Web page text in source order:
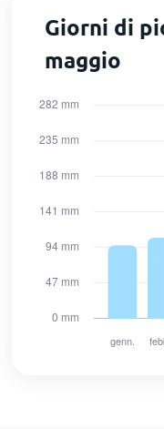
Giorni di
maggio